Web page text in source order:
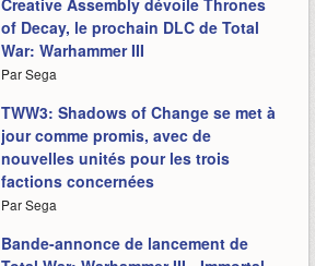
Creative Assembly dévoile Thrones
of Decay, le prochain DLC de Total
War: Warhammer III
Par Sega
TWW3: Shadows of Change se met à
jour comme promis, avec de
nouvelles unités pour les trois
factions concernées
Par Sega
Bande-annonce de lancement de